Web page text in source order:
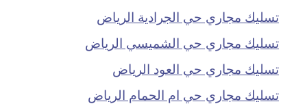
تسليك مجاري حي الجرادية الرياض
تسليك مجاري حي الشميسي الرياض
تسليك مجاري حي العود الرياض
تسليك مجاري حي ام الحمام الرياض